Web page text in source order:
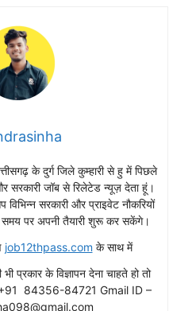
के दुर्ग जिले कुम्हारी से हु में पिछले
सरकारी जॉब से रिलेटेड न्यूज़ देता हूं।
सरकारी और प्राइवेट नौकरियों
पर अपनी तैयारी शुरू कर सकेंगे।
job12thpass.com के साथ में
प्रकार के विज्ञापन देना चाहते हो तो
84356-84721 Gmail ID –